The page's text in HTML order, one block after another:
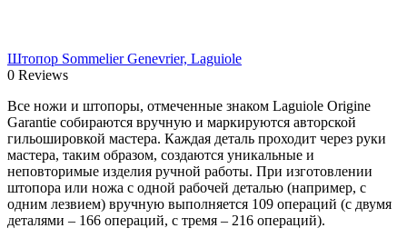
Штопор Sommelier Genevrier, Laguiole
0 Reviews
Все ножи и штопоры, отмеченные знаком Laguiole Origine
Garantie собираются вручную и маркируются авторской
гильошировкой мастера. Каждая деталь проходит через руки
мастера, таким образом, создаются уникальные и
неповторимые изделия ручной работы. При изготовлении
штопора или ножа с одной рабочей деталью (например, с
одним лезвием) вручную выполняется 109 операций (с двумя
деталями – 166 операций, с тремя – 216 операций).